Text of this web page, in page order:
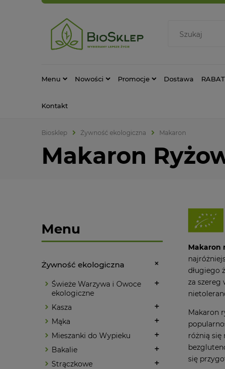
Menu Nowości Promocje Dostawa
Kontakt
Biosklep Żywność ekologiczna Makaron
Makaron
Menu
Żywność ekologiczna
Świeże Warzywa i Owoce
ekologiczne
Kasza
Mąka
Mieszanki do Wypieku
Bakalie
Strączkowe
Makaron
długiego
za szereg
Makaron
różnią się
się